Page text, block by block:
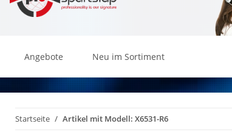
Angebote Neu im Sortiment
Startseite Artikel mit Modell: X6531-R6